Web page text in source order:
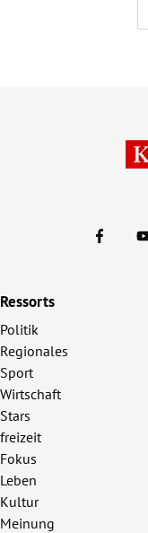
Ressorts
Politik
Regionales
Sport
Wirtschaft
Stars
freizeit
Fokus
Leben
Kultur
Meinung